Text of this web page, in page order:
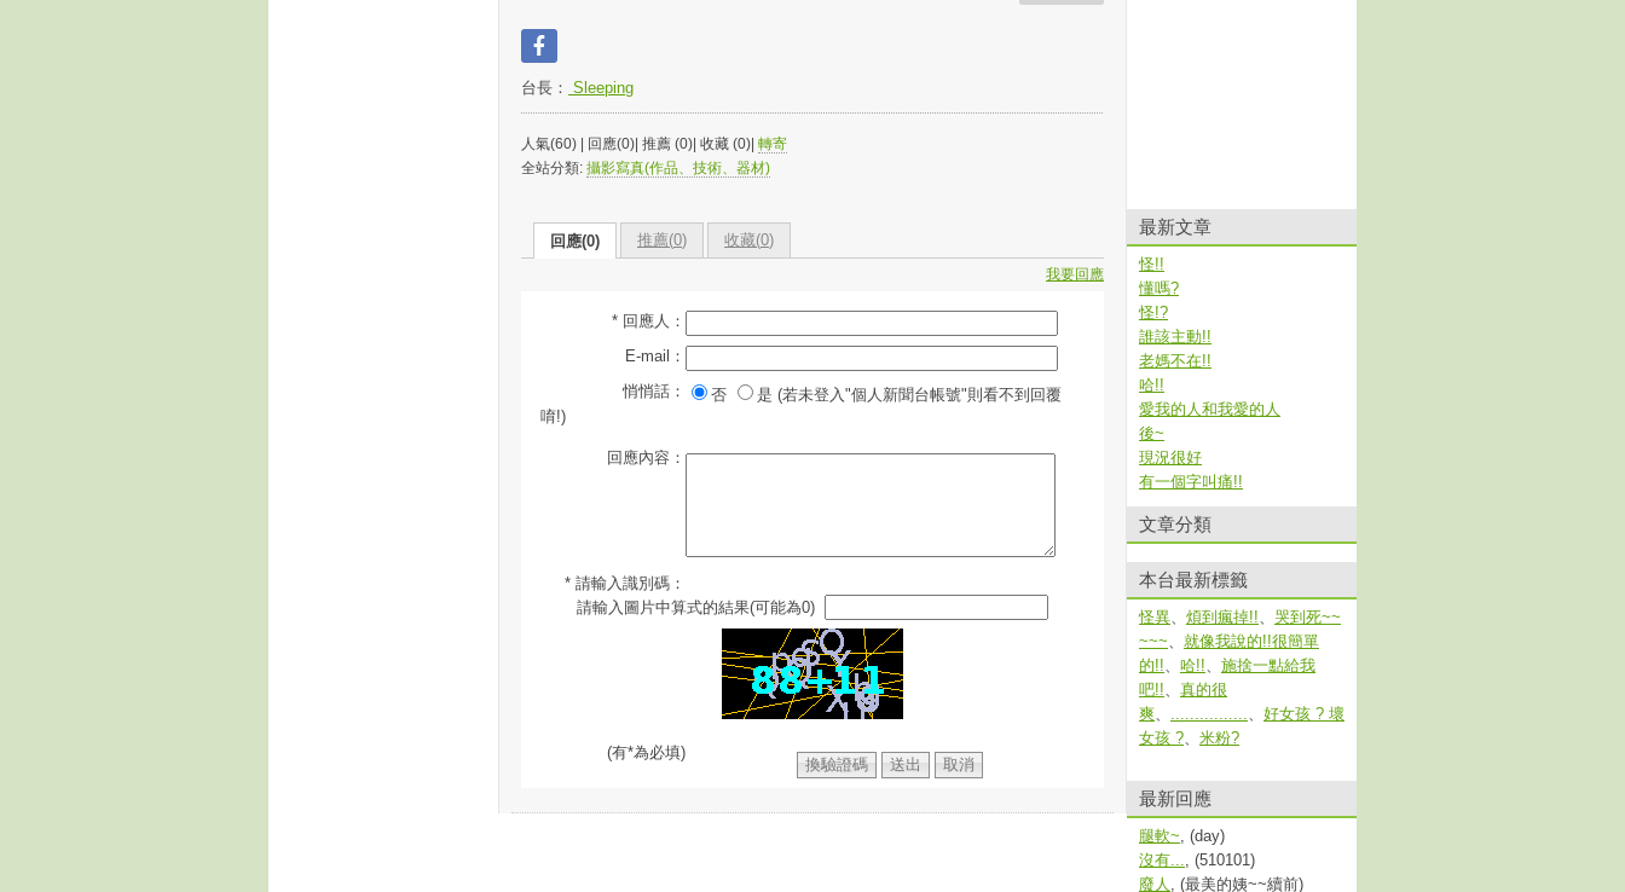
台長： Sleeping
人氣(60) | 回應(0)| 推薦 (0)| 收藏 (0)| 轉寄
全站分類: 攝影寫真(作品、技術、器材)
回應(0) 推薦(0) 收藏(0)
我要回應
* 回應人：
E-mail：
悄悄話：
否
是 (若未登入"個人新聞台帳號"則看不到回覆
唷!)
回應內容：
* 請輸入識別碼：
請輸入圖片中算式的結果(可能為0)
(有*為必填)
最新文章
怪!!
懂嗎?
怪!?
誰該主動!!
老媽不在!!
哈!!
愛我的人和我愛的人
後~
現況很好
有一個字叫痛!!
文章分類
本台最新標籤
怪異、 煩到瘋掉!!、 哭到死~~
~~~、 就像我說的!!很簡單
的!!、 哈!!、 施捨一點給我
吧!!、 真的很
爽、 ................、 好女孩 ? 壞
女孩 ?、 米粉?
最新回應
腿軟~, (day)
沒有..., (510101)
廢人 , (最美的姨~~續前)